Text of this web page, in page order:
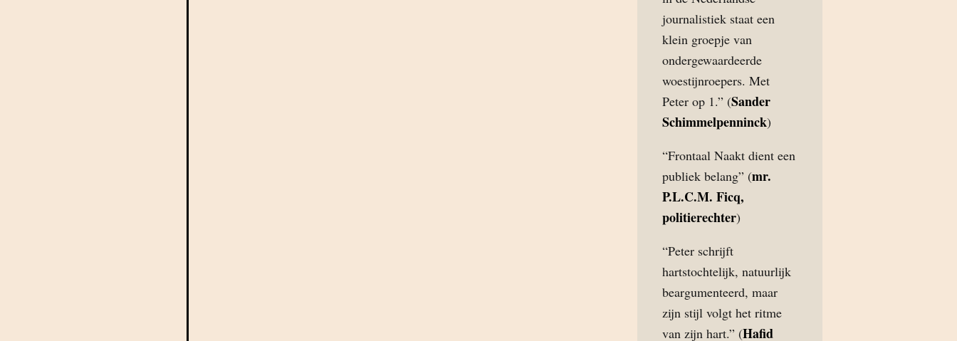
journalistiek staat een
klein groepje van
ondergewaardeerde
woestijnroepers. Met
Peter op 1.” (Sander
Schimmelpenninck)
“Frontaal Naakt dient een
publiek belang” (mr.
P.L.C.M. Ficq,
politierechter)
“Peter schrijft
hartstochtelijk, natuurlijk
beargumenteerd, maar
zijn stijl volgt het ritme
van zijn hart.” (Hafid